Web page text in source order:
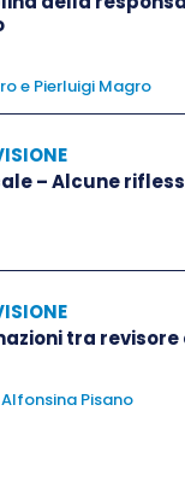
alle autorità
di tali
scritta
del
struttura e
ogni
(iii) la
e Pierluigi Magro
– Alcune
tra
Alfonsina Pisano